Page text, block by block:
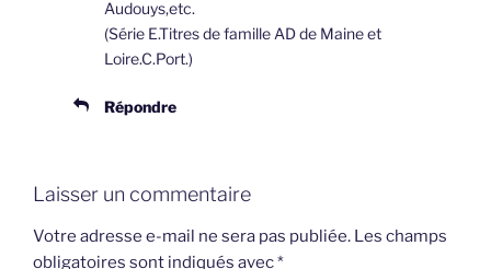
Audouys,etc.
(Série E.Titres de famille AD de Maine et
Loire.C.Port.)
Répondre
Laisser un commentaire
Votre adresse e-mail ne sera pas publiée. Les champs
obligatoires sont indiqués avec*